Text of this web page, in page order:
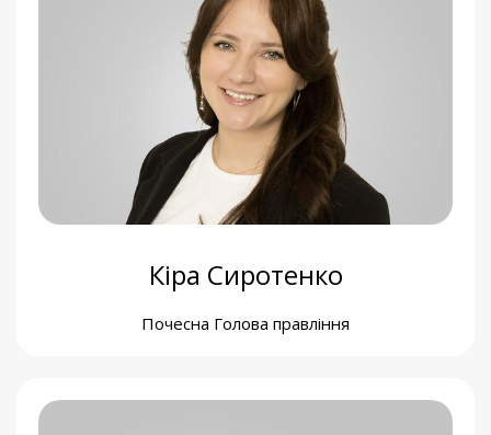
Кіра Сиротенко
Почесна Голова правління
Євген Комаров
Член Наглядової Ради